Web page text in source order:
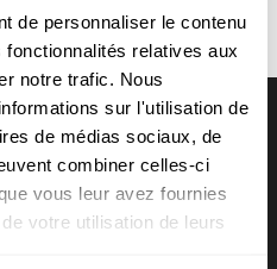
de personnaliser le contenu
relatives aux
notre trafic. Nous
sur l'utilisation de
de médias sociaux, de
combiner celles-ci
vous leur avez fournies
votre utilisation de leurs